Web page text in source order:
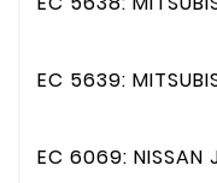
EC 5639:
EC 6069: NISSAN